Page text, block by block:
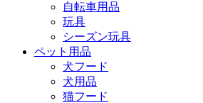
自転車用品
玩具
シーズン玩具
ペット用品
犬フード
犬用品
猫フード